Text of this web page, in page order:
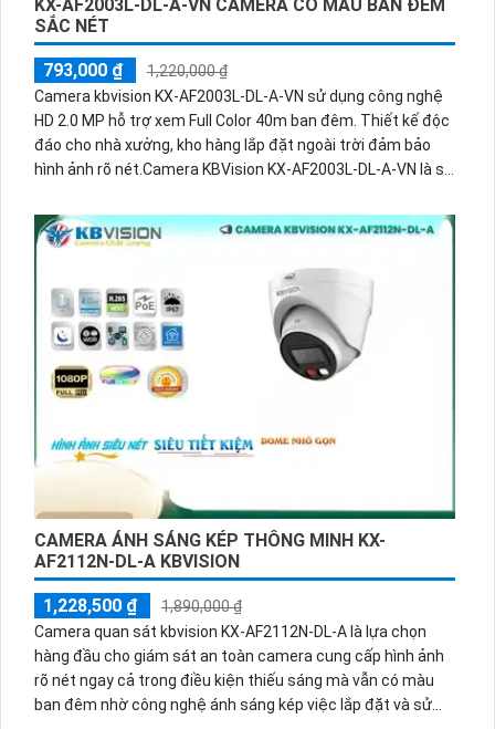
KX-AF2003L-DL-A-VN CAMERA CÓ MÀU BAN ĐÊM
SẮC NÉT
793,000 ₫
1,220,000 ₫
Camera kbvision KX-AF2003L-DL-A-VN sử dụng công nghệ
HD 2.0 MP hỗ trợ xem Full Color 40m ban đêm. Thiết kế độc
đáo cho nhà xưởng, kho hàng lắp đặt ngoài trời đảm bảo
hình ảnh rõ nét.Camera KBVision KX-AF2003L-DL-A-VN là sự
ảnh tốt và tính năng vượt trội. Với khả năng chống nước,
chống bụi, hỗ trợ quan sát ban đêm và các tính năng thông
minh khác, đây là giải pháp lý tưởng cho hệ thống giám sát
an ninh hiện đại, đáp ứng nhu cầu từ các doanh nghiệp, cơ
quan và hộ gia đình.Loại Camera KX-AF2003L-DL-A-VN, màu
sắc sáng đẹp, 2.0 MP, có nguồn giao động 10% :12V giúp
tiết kiệm năng lượng. Công nghệ HD, tiêu cự cố định 3.6mm.
Hình ảnh ban đêm sáng đẹp 40m, chức năng AGC, AWB tự
thân Plastic.
CAMERA ÁNH SÁNG KÉP THÔNG MINH KX-
AF2112N-DL-A KBVISION
1,228,500 ₫
1,890,000 ₫
Camera quan sát kbvision KX-AF2112N-DL-A là lựa chọn
hàng đầu cho giám sát an toàn camera cung cấp hình ảnh
rõ nét ngay cả trong điều kiện thiếu sáng mà vẫn có màu
ban đêm nhờ công nghệ ánh sáng kép việc lắp đặt và sử